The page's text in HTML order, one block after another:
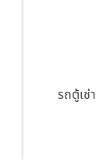
รถตู้เช่